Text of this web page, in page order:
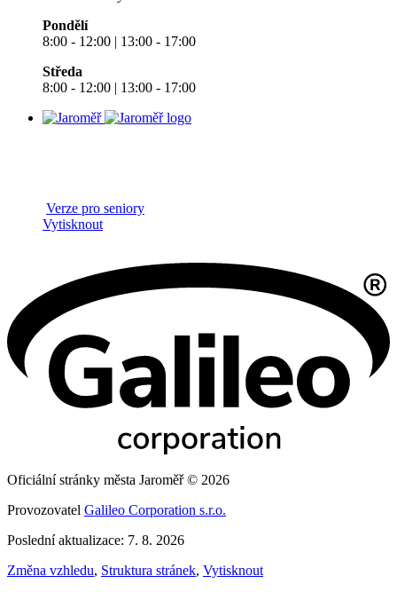
Pondělí
8:00 - 12:00 | 13:00 - 17:00
Středa
8:00 - 12:00 | 13:00 - 17:00
Verze pro seniory
Vytisknout
Oficiální stránky města Jaroměř © 2026
Provozovatel Galileo Corporation s.r.o.
Poslední aktualizace: 7. 8. 2026
Změna vzhledu, Struktura stránek, Vytisknout